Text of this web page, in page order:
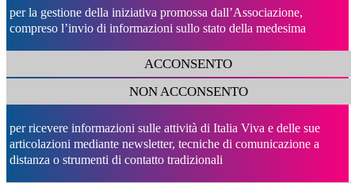
per la gestione della iniziativa promossa dall’Associazione,
compreso l’invio di informazioni sullo stato della medesima
ACCONSENTO
NON ACCONSENTO
per ricevere informazioni sulle attività di Italia Viva e delle sue
articolazioni mediante newsletter, tecniche di comunicazione a
distanza o strumenti di contatto tradizionali